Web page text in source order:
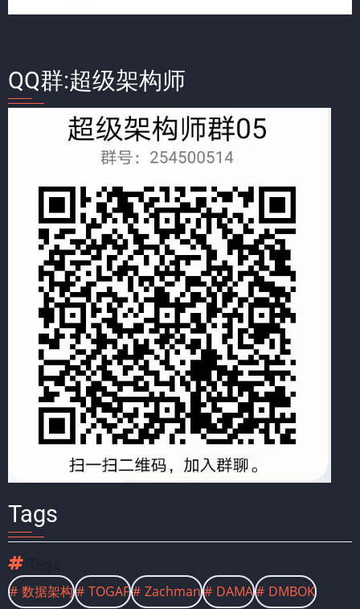
QQ群:超级架构师
Tags
数据架构 TOGAF Zachman DAMA DMBOK